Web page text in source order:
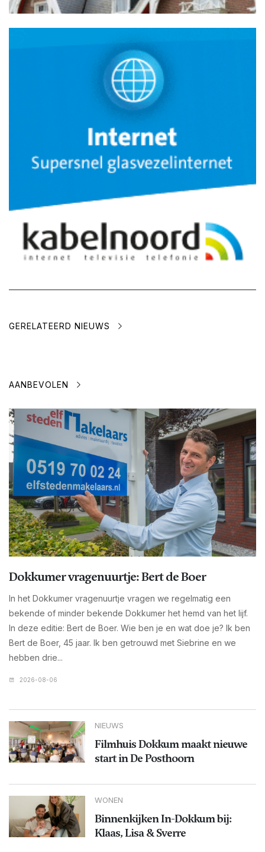
GERELATEERD NIEUWS
AANBEVOLEN
Dokkumer vragenuurtje: Bert de Boer
In het Dokkumer vragenuurtje vragen we regelmatig een
bekende of minder bekende Dokkumer het hemd van het lijf.
In deze editie: Bert de Boer. Wie ben je en wat doe je? Ik ben
Bert de Boer, 45 jaar. Ik ben getrouwd met Siebrine en we
hebben drie...
2026-08-06
NIEUWS
Filmhuis Dokkum maakt nieuwe
start in De Posthoorn
WONEN
Binnenkijken In-Dokkum bij:
Klaas, Lisa & Sverre